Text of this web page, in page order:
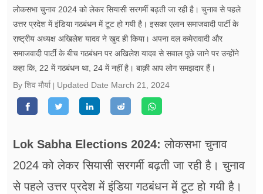
वीडियो
रिलेशनशिप
जीवन मंत्रा
सेहत
ब्‍यूटी
लोकसभा चुनाव 2024 को लेकर सियासी सरगर्मी बढ़ती जा रही है। चुनाव से पहले
उत्तर प्रदेश में इंडिया गठबंधन में टूट हो गयी है। इसका एलान समाजवादी पार्टी के
राष्ट्रीय अध्यक्ष अखिलेश यादव ने खुद ही किया। अपना दल कमेरावादी और
समाजवादी पार्टी के बीच गठबंधन पर अखिलेश यादव से सवाल पूछे जाने पर उन्होंने
कहा कि, 22 में गठबंधन था, 24 में नहीं है। बाक़ी आप लोग समझदार हैं।
By शिव मौर्या
Updated Date March 21, 2024
Lok Sabha Elections 2024: लोकसभा चुनाव
2024 को लेकर सियासी सरगर्मी बढ़ती जा रही है। चुनाव
से पहले उत्तर प्रदेश में इंडिया गठबंधन में टूट हो गयी है।